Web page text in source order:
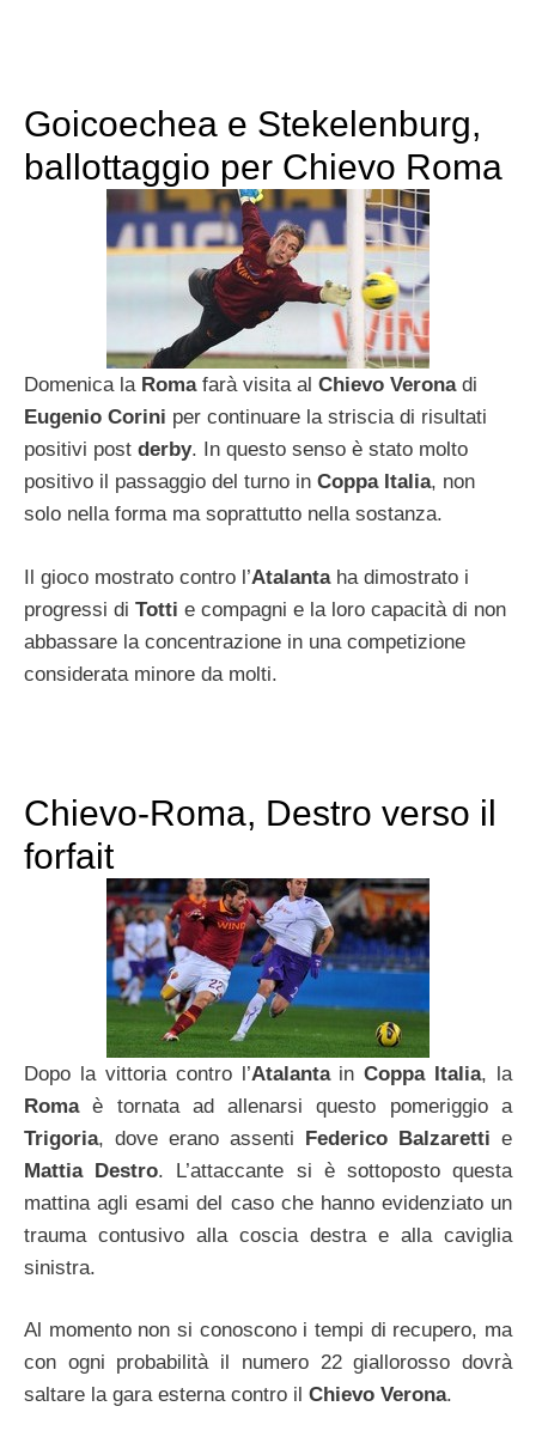
Goicoechea e Stekelenburg,
ballottaggio per Chievo Roma
Domenica la Romafarà visita al Chievo Veronadi
Eugenio Corini per continuare la striscia di risultati
positivi post derby. In questo senso è stato molto
positivo il passaggio del turno in Coppa Italia, non
solo nella forma ma soprattutto nella sostanza.
Il gioco mostrato contro l’Atalantaha dimostrato i
progressi di Totti e compagni e la loro capacità di non
abbassare la concentrazione in una competizione
considerata minore da molti.
Chievo-Roma, Destro verso il
forfait
Dopo la vittoria contro l’AtalantainCoppa Italia, la
Romaè tornata ad allenarsi questo pomeriggio a
Trigoria, dove erano assenti Federico Balzaretti e
Mattia Destro. L’attaccante si è sottoposto questa
mattina agli esami del caso che hanno evidenziato un
trauma contusivo alla coscia destra e alla caviglia
sinistra.
Al momento non si conoscono i tempi di recupero, ma
con ogni probabilità il numero 22 giallorosso dovrà
saltare la gara esterna contro il Chievo Verona.